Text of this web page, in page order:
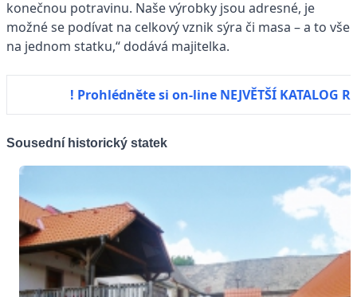
konečnou potravinu. Naše výrobky jsou adresné, je
možné se podívat na celkový vznik sýra či masa – a to vše
na jednom statku,“ dodává majitelka.
! Prohlédněte si on-line NEJVĚTŠÍ KATALOG
Sousední historický statek